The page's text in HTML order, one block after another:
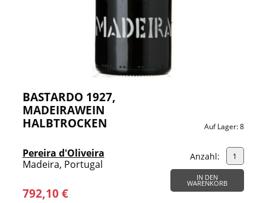
BASTARDO 1927,
MADEIRAWEIN
HALBTROCKEN
Pereira d'Oliveira
Madeira, Portugal
792,10 €
Auf Lager:8
Anzahl:
IN DEN
WARENKORB